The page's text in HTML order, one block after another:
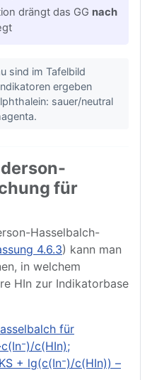
drängt das GG nach
sind im Tafelbild
ergeben
sauer/neutral
für
Hasselbalch-
4.6.3) kann man
in welchem
HIn zur Indikatorbase